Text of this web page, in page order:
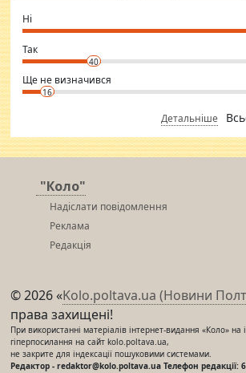
want to meet new people. Sakshi Mirchandani
conscious in order to keep yourself fit and
club.
⇒ sakshimirchandani.com
Ні
Так
40
Ще не визначився
16
Детальніше
"Коло"
Надіслати повідомлення
Реклама
Редакція
© 2026 «Kolo.poltava.ua (Новини
права захищені!
При використанні матеріалів інтернет-видання «Коло» на
гіперпосилання на сайт kolo.poltava.ua,
не закрите для індексації пошуковими системами.
Редактор - redaktor@kolo.poltava.ua Телефон редакції: